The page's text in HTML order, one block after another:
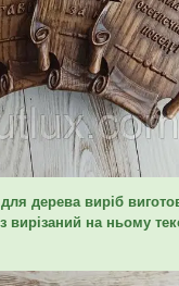
дерева виріб
вирізаний на ньому